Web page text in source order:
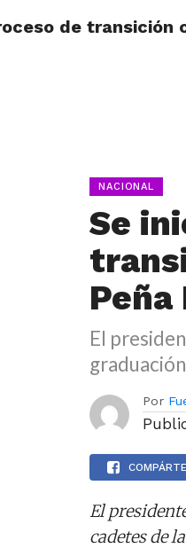
de transición
NACIONAL
Se
Peña
El
Por
El
cadetes de